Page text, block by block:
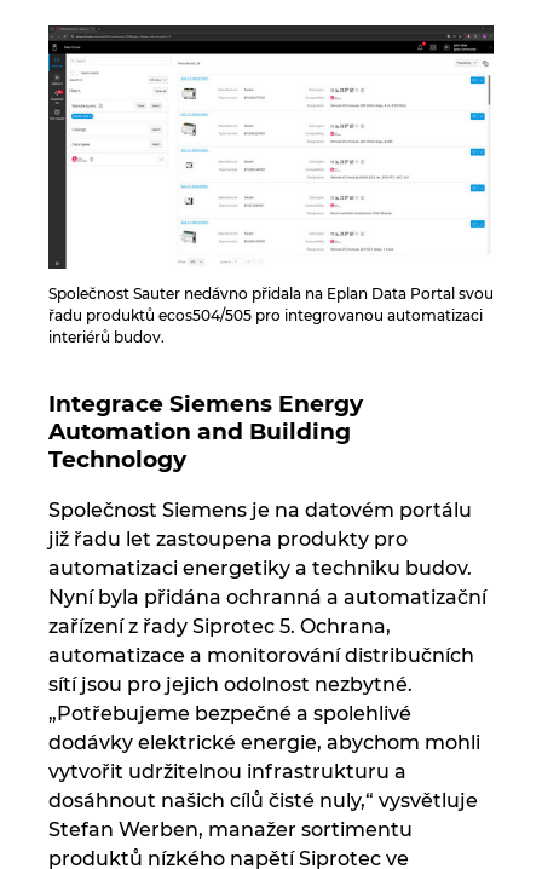
Společnost Sauter nedávno přidala na Eplan Data Portal svou
řadu produktů ecos504/505 pro integrovanou automatizaci
interiérů budov.
Integrace Siemens Energy
Automation and Building
Technology
Společnost Siemens je na datovém portálu
již řadu let zastoupena produkty pro
automatizaci energetiky a techniku budov.
Nyní byla přidána ochranná a automatizační
zařízení z řady Siprotec 5. Ochrana,
automatizace a monitorování distribučních
sítí jsou pro jejich odolnost nezbytné.
„Potřebujeme bezpečné a spolehlivé
dodávky elektrické energie, abychom mohli
vytvořit udržitelnou infrastrukturu a
dosáhnout našich cílů čisté nuly,“ vysvětluje
Stefan Werben, manažer sortimentu
produktů nízkého napětí Siprotec ve
Maďarsko
Malajsie
Německo
Nizozemsko
Nový Zéland
Peru
Polsko
Portugalsko
Rakousko
Rumunsko
Řecko